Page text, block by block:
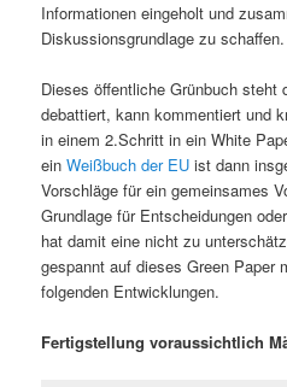
Informationen eingeholt und
Diskussionsgrundlage zu schaffen.
Dieses öffentliche Grünbuch steht
debattiert, kann kommentiert und
in einem 2.Schritt in ein White
einWeißbuch der EU ist dann
Vorschläge für ein gemeinsames
Grundlage für Entscheidungen
hat damit eine nicht zu
gespannt auf dieses Green Paper
folgenden Entwicklungen.
Fertigstellung voraussichtlich